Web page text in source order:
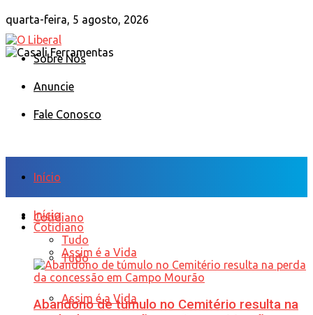
quarta-feira, 5 agosto, 2026
Sobre Nós
Anuncie
Fale Conosco
Início
Cotidiano
Tudo
Assim é a Vida
Início
Cotidiano
Tudo
Assim é a Vida
Abandono de túmulo no Cemitério resulta na